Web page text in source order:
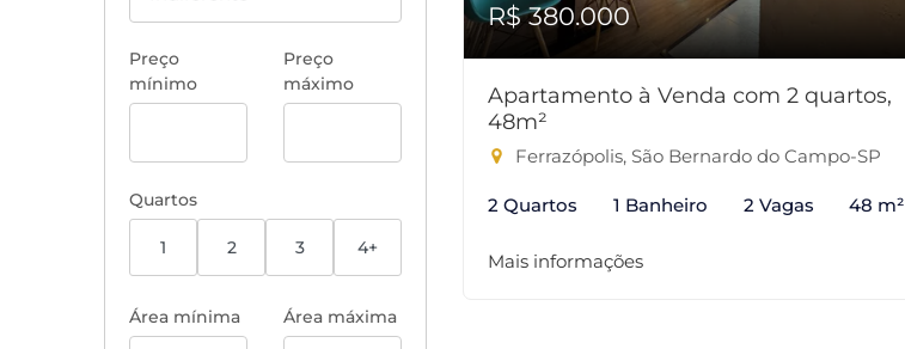
Preço
mínimo
Preço
máximo
Quartos
1 2 3 4+
Área mínima Área máxima
R$ 380.000
Apartamento à Venda com 2 quartos,
48m²
Ferrazópolis, São Bernardo do Campo-SP
2 Quartos 1 Banheiro 2 Vagas 48 m²
Mais informações